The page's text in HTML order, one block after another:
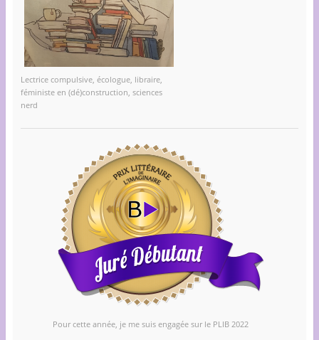
Lectrice compulsive, écologue, libraire,
féministe en (dé)construction, sciences
nerd
Pour cette année, je me suis engagée sur le PLIB 2022